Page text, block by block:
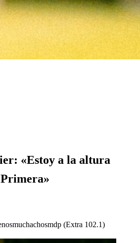
«Estoy a la altura
(Extra 102.1)